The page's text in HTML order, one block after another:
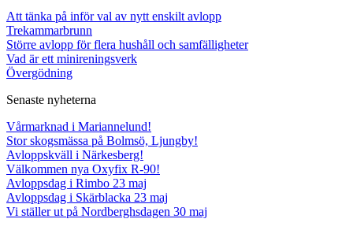
Att tänka på inför val av nytt enskilt avlopp
Trekammarbrunn
Större avlopp för flera hushåll och samfälligheter
Vad är ett minireningsverk
Övergödning
Senaste nyheterna
Vårmarknad i Mariannelund!
Stor skogsmässa på Bolmsö, Ljungby!
Avloppskväll i Närkesberg!
Välkommen nya Oxyfix R-90!
Avloppsdag i Rimbo 23 maj
Avloppsdag i Skärblacka 23 maj
Vi ställer ut på Nordberghsdagen 30 maj